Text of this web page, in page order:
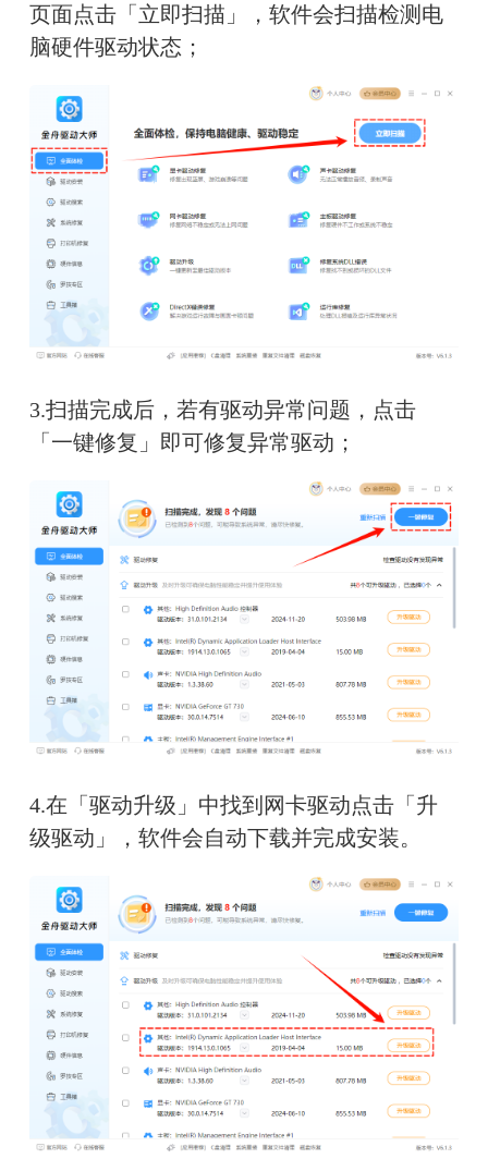
页面点击「立即扫描」，软件会扫描检测电
脑硬件驱动状态；
3.扫描完成后，若有驱动异常问题，点击
「一键修复」即可修复异常驱动；
4.在「驱动升级」中找到网卡驱动点击「升
级驱动」，软件会自动下载并完成安装。